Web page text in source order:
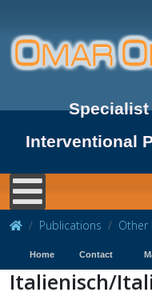
Interventional
Publications Other
Home Contact
Italienisch/